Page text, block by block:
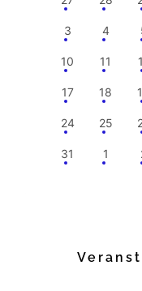
3 4
10 11
17 18
24 25
31 1